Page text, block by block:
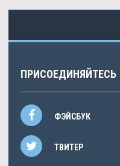
ПРИСОЕДИНЯЙТЕСЬ
ФЭЙСБУК
ТВИТЕР